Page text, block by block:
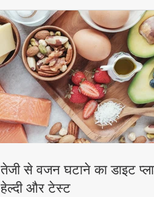
तेजी से वजन घटाने का डाइट
हेल्दी और टेस्ट